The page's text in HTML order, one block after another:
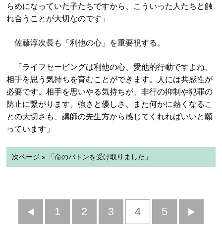
らめになっていた子たちですから、こういった人たちと触
れ合うことが大切なのです」
佐藤淳次長も「利他の心」を重要視する。
「ライフセービングは利他の心、愛他的行動ですよね、
相手を思う気持ちを育むことができます。人には共感性が
必要です。相手を思いやる気持ちが、非行の抑制や犯罪の
防止に繋がります。強さと優しさ、また何かに熱くなるこ
との大切さも、講師の先生方から感じてくれればいいと願
っています」
次ページ » 「命のバトンを受け取りました」
前
1 2 3 4 5